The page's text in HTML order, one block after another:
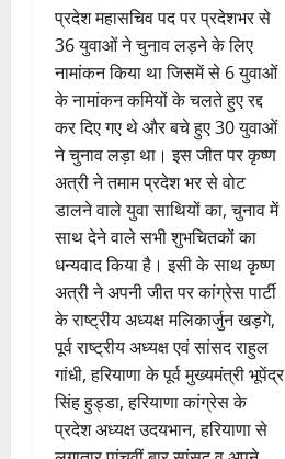
प्रदेश महासचिव पद पर प्रदेशभर से
36 युवाओं ने चुनाव लड़ने के लिए
नामांकन किया था जिसमें से 6 युवाओं
के नामांकन कमियों के चलते हुए रद्द
कर दिए गए थे और बचे हुए 30 युवाओं
ने चुनाव लड़ा था। इस जीत पर कृष्ण
अत्री ने तमाम प्रदेश भर से वोट
डालने वाले युवा साथियों का, चुनाव में
साथ देने वाले सभी शुभचितकों का
धन्यवाद किया है। इसी के साथ कृष्ण
अत्री ने अपनी जीत पर कांग्रेस पार्टी
के राष्ट्रीय अध्यक्ष मलिकार्जुन खड़गे,
पूर्व राष्ट्रीय अध्यक्ष एवं सांसद राहुल
गांधी, हरियाणा के पूर्व मुख्यमंत्री भूपेंद्र
सिंह हुड्डा, हरियाणा कांग्रेस के
प्रदेश अध्यक्ष उदयभान, हरियाणा से